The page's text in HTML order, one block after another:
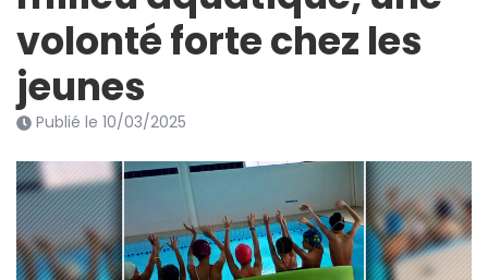
volonté forte chez les
jeunes
Publié le 10/03/2025